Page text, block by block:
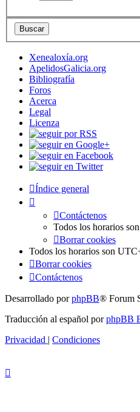
Xenealoxía.org
ApelidosGalicia.org
Bibliografía
Foros
Acerca
Legal
Licenza
Índice general
Contáctenos
Todos los horarios son
Borrar cookies
Todos los horarios son
Borrar cookies
Contáctenos
Desarrollado porphpBB® Forum
Traducción al español porphpBB
Privacidad | Condiciones